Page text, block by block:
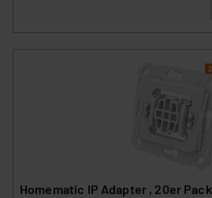
Homematic IP Adapter , 20er Pack HmIP-ADA-GN-I, Gira